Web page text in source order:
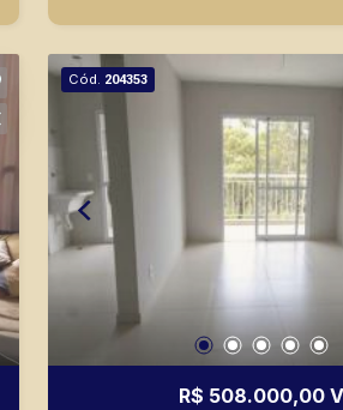
nos principais lançamentos
de Ribeirão Preto.
Cód. 204353
R$ 508.000,00 V